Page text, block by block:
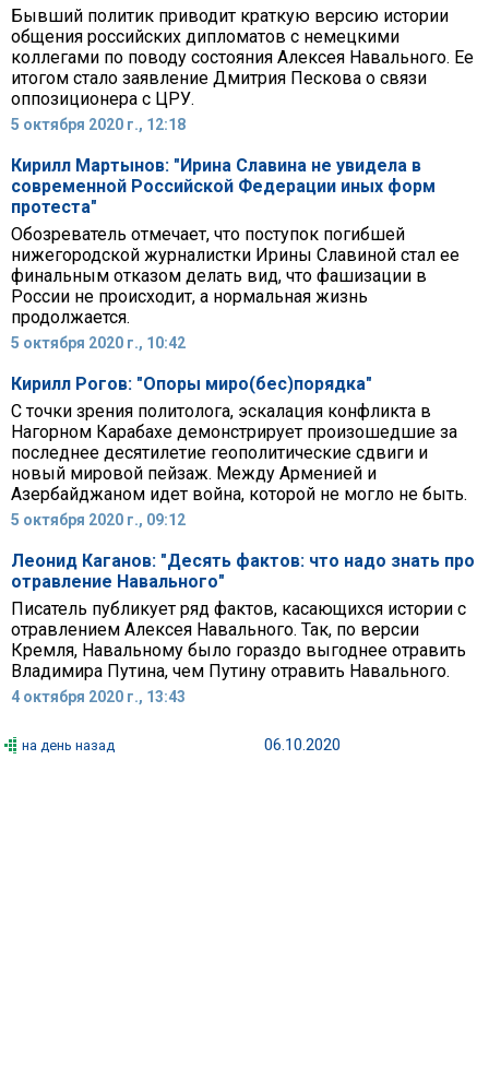
Бывший политик приводит краткую версию истории
общения российских дипломатов с немецкими
коллегами по поводу состояния Алексея Навального. Ее
итогом стало заявление Дмитрия Пескова о связи
оппозиционера с ЦРУ.
5 октября 2020 г., 12:18
Кирилл Мартынов: "Ирина Славина не увидела в
современной Российской Федерации иных форм
протеста"
Обозреватель отмечает, что поступок погибшей
нижегородской журналистки Ирины Славиной стал ее
финальным отказом делать вид, что фашизации в
России не происходит, а нормальная жизнь
продолжается.
5 октября 2020 г., 10:42
Кирилл Рогов: "Опоры миро(бес)порядка"
С точки зрения политолога, эскалация конфликта в
Нагорном Карабахе демонстрирует произошедшие за
последнее десятилетие геополитические сдвиги и
новый мировой пейзаж. Между Арменией и
Азербайджаном идет война, которой не могло не быть.
5 октября 2020 г., 09:12
Леонид Каганов: "Десять фактов: что надо знать про
отравление Навального"
Писатель публикует ряд фактов, касающихся истории с
отравлением Алексея Навального. Так, по версии
Кремля, Навальному было гораздо выгоднее отравить
Владимира Путина, чем Путину отравить Навального.
4 октября 2020 г., 13:43
на день назад 06.10.2020